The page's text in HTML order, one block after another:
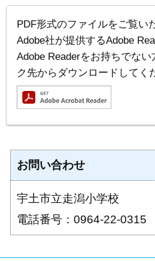
PDF形式のファイルをご覧い
Adobe社が提供するAdobe
Adobe Readerをお持ちでな
ク先からダウンロードしてく
お問い合わせ
宇土市立走潟小学校
電話番号：0964-22-0315